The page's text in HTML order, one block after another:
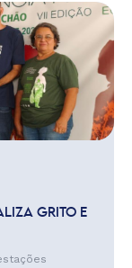
GRITO E